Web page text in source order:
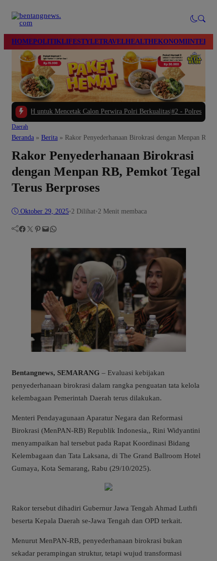
HOMEPOLITIKLIFESTYLETRAVELHEALTHEKONOMI
untuk Mencetak Calon Perwira Polri Berkualitas| #2 -Polres Brebes Dalami
Daerah
Beranda » Berita » Rakor Penyederhanaan Birokrasi dengan Menpan RB,
Rakor Penyederhanaan Birokrasi
dengan Menpan RB, Pemkot Tegal
Terus Berproses
Oktober 29, 2025•2 Dilihat•2 Menit membaca
Facebook Twitter Pinterest Mail WhatsApp
Bentangnews, SEMARANG – Evaluasi kebijakan
penyederhanaan birokrasi dalam rangka penguatan tata kelola
kelembagaan Pemerintah Daerah terus dilakukan.
Menteri Pendayagunaan Aparatur Negara dan Reformasi
Birokrasi (MenPAN-RB) Republik Indonesia,, Rini Widyantini
menyampaikan hal tersebut pada Rapat Koordinasi Bidang
Kelembagaan dan Tata Laksana, di The Grand Ballroom Hotel
Gumaya, Kota Semarang, Rabu (29/10/2025).
Rakor tersebut dihadiri Gubernur Jawa Tengah Ahmad Luthfi
beserta Kepala Daerah se-Jawa Tengah dan OPD terkait.
Menurut MenPAN-RB, penyederhanaan birokrasi bukan
sekadar perampingan struktur, tetapi wujud transformasi